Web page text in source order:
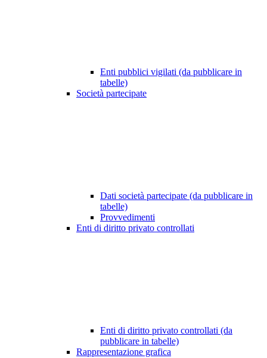
Enti pubblici vigilati (da pubblicare in
tabelle)
Società partecipate
Dati società partecipate (da pubblicare in
tabelle)
Provvedimenti
Enti di diritto privato controllati
Enti di diritto privato controllati (da
pubblicare in tabelle)
Rappresentazione grafica